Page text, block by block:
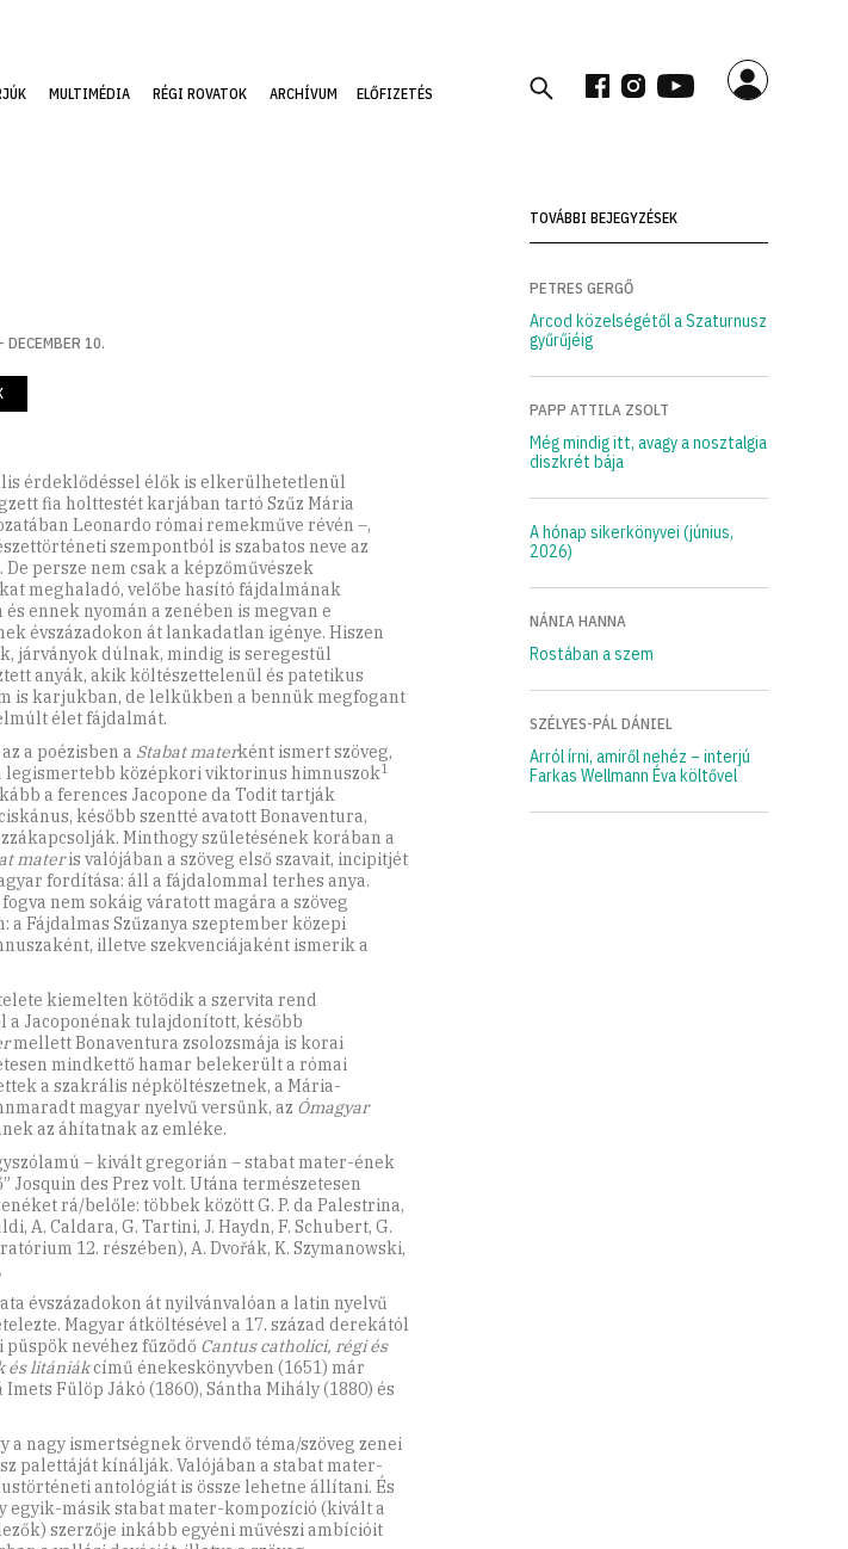
MULTIMÉDIA RÉGI ROVATOK ARCHÍVUM ELŐFIZETÉS
10.
érdeklődéssel élők is elkerülhetetlenül
fia holttestét karjában tartó Szűz Mária
Leonardo római remekműve révén –,
szempontból is szabatos neve az
De persze nem csak a képzőművészek
meghaladó, velőbe hasító fájdalmának
ennek nyomán a zenében is megvan e
évszázadokon át lankadatlan igénye. Hiszen
járványok dúlnak, mindig is seregestül
anyák, akik költészettelenül és patetikus
is karjukban, de lelkükben a bennük megfogant
élet fájdalmát.
a poézisben a Stabat materként ismert szöveg,
legismertebb középkori viktorinus himnuszok1
a ferences Jacopone da Todit tartják
később szentté avatott Bonaventura,
Minthogy születésének korában a
materis valójában a szöveg első szavait, incipitjét
fordítása: áll a fájdalommal terhes anya.
nem sokáig váratott magára a szöveg
Fájdalmas Szűzanya szeptember közepi
illetve szekvenciájaként ismerik a
kiemelten kötődik a szervita rend
a Jacoponénak tulajdonított, később
mellett Bonaventura zsolozsmája is korai
mindkettő hamar belekerült a római
a szakrális népköltészetnek, a Mária-
magyar nyelvű versünk, az Ómagyar
az áhítatnak az emléke.
– kivált gregorián – stabat mater-ének
Josquin des Prez volt. Utána természetesen
rá/belőle: többek között G. P. da Palestrina,
A. Caldara, G. Tartini, J. Haydn, F. Schubert, G.
12. részében), A. Dvořák, K. Szymanowski,
évszázadokon át nyilvánvalóan a latin nyelvű
Magyar átköltésével a 17. század derekától
nevéhez fűződő Cantus catholici, régi és
és litániákcímű énekeskönyvben (1651) már
Fülöp Jákó (1860), Sántha Mihály (1880) és
a nagy ismertségnek örvendő téma/szöveg zenei
palettáját kínálják. Valójában a stabat mater-
antológiát is össze lehetne állítani. És
egyik-másik stabat mater-kompozíció (kivált a
szerzője inkább egyéni művészi ambícióit
TOVÁBBI BEJEGYZÉSEK
PETRES GERGŐ
Arcod közelségétől a Szaturnusz
gyűrűjéig
PAPP ATTILA ZSOLT
Még mindig itt, avagy a nosztalgia
diszkrét bája
A hónap sikerkönyvei (június,
2026)
NÁNIA HANNA
Rostában a szem
SZÉLYES-PÁL DÁNIEL
Arról írni, amiről nehéz – interjú
Farkas Wellmann Éva költővel